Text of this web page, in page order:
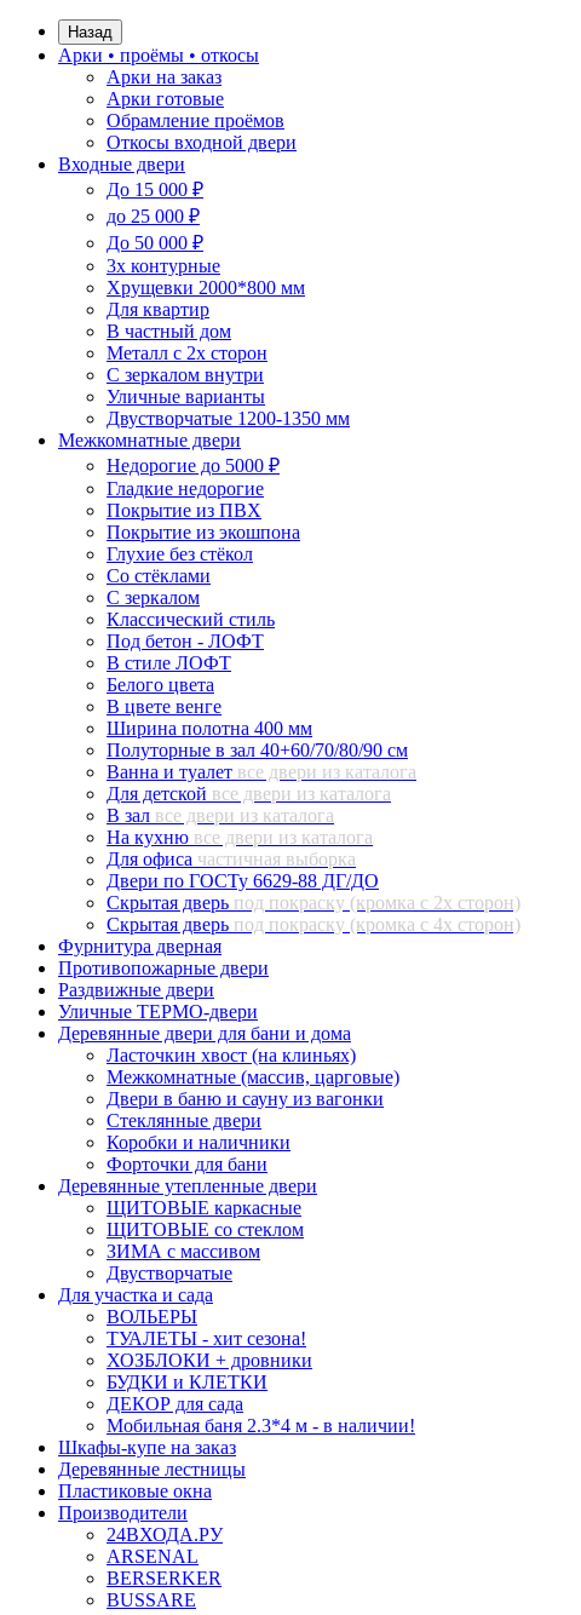
Назад
Арки • проёмы • откосы
Арки на заказ
Арки готовые
Обрамление проёмов
Откосы входной двери
Входные двери
До 15 000 ₽
до 25 000 ₽
До 50 000 ₽
3х контурные
Хрущевки 2000*800 мм
Для квартир
В частный дом
Металл с 2х сторон
С зеркалом внутри
Уличные варианты
Двустворчатые 1200-1350 мм
Межкомнатные двери
Недорогие до 5000 ₽
Гладкие недорогие
Покрытие из ПВХ
Покрытие из экошпона
Глухие без стёкол
Со стёклами
С зеркалом
Классический стиль
Под бетон - ЛОФТ
В стиле ЛОФТ
Белого цвета
В цвете венге
Ширина полотна 400 мм
Полуторные в зал 40+60/70/80/90 см
Ванна и туалет все двери из каталога
Для детской все двери из каталога
В зал все двери из каталога
На кухню все двери из каталога
Для офиса частичная выборка
Двери по ГОСТу 6629-88 ДГ/ДО
Скрытая дверь под покраску (кромка с 2х сторон)
Скрытая дверь под покраску (кромка с 4х сторон)
Фурнитура дверная
Противопожарные двери
Раздвижные двери
Уличные ТЕРМО-двери
Деревянные двери для бани и дома
Ласточкин хвост (на клиньях)
Межкомнатные (массив, царговые)
Двери в баню и сауну из вагонки
Стеклянные двери
Коробки и наличники
Форточки для бани
Деревянные утепленные двери
ЩИТОВЫЕ каркасные
ЩИТОВЫЕ со стеклом
ЗИМА с массивом
Двустворчатые
Для участка и сада
ВОЛЬЕРЫ
ТУАЛЕТЫ - хит сезона!
ХОЗБЛОКИ + дровники
БУДКИ и КЛЕТКИ
ДЕКОР для сада
Мобильная баня 2.3*4 м - в наличии!
Шкафы-купе на заказ
Деревянные лестницы
Пластиковые окна
Производители
24ВХОДА.РУ
ARSENAL
BERSERKER
BUSSARE